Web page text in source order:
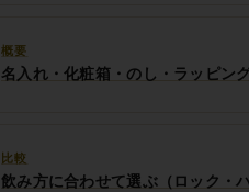
概要
名入れ・化粧箱・のし・ラッピン
比較
飲み方に合わせて選ぶ（ロック・